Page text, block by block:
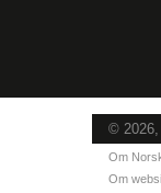
© 2026,
Om
Om